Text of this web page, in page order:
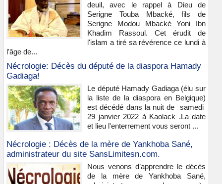
deuil, avec le rappel à Dieu de
Serigne Touba Mbacké, fils de
Serigne Modou Mbacké Yoni Ibn
Khadim Rassoul. Cet érudit de
l'islam a tiré sa révérence ce lundi à
l'âge de...
Nécrologie: Décès du député de la diaspora Hamady
Gadiaga!
Le député Hamady Gadiaga (élu sur
la liste de la diaspora en Belgique)
est décédé dans la nuit de samedi
29 janvier 2022 à Kaolack .La date
et lieu l'enterrement vous seront ...
Nécrologie : Décès de la mère de Yankhoba Sané,
administrateur du site SansLimitesn.com.
Nous venons d’apprendre le décès
de la mère de Yankhoba Sané,